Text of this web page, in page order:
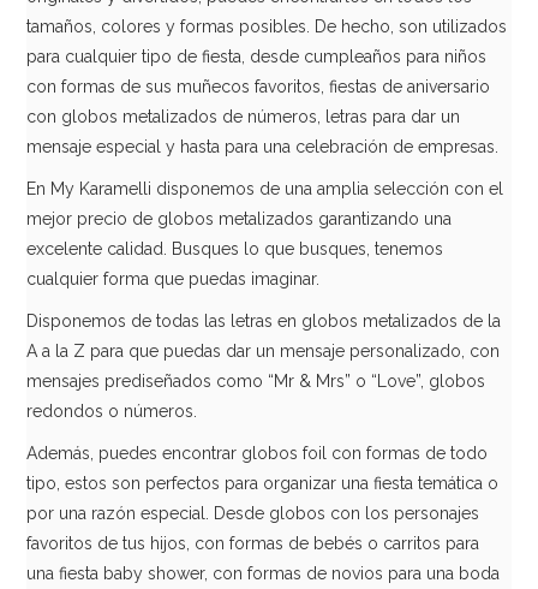
Globo Estrella Blanca 50 cm
AÑADIR
tamaños, colores y formas posibles. De hecho, son utilizados
para cualquier tipo de fiesta, desde cumpleaños para niños
con formas de sus muñecos favoritos, fiestas de aniversario
con globos metalizados de números, letras para dar un
mensaje especial y hasta para una celebración de empresas.
En My Karamelli disponemos de una amplia selección con el
mejor precio de globos metalizados garantizando una
excelente calidad. Busques lo que busques, tenemos
cualquier forma que puedas imaginar.
Disponemos de todas las letras en globos metalizados de la
A a la Z para que puedas dar un mensaje personalizado, con
mensajes prediseñados como “Mr & Mrs” o “Love”, globos
redondos o números.
Además, puedes encontrar globos foil con formas de todo
tipo, estos son perfectos para organizar una fiesta temática o
por una razón especial. Desde globos con los personajes
favoritos de tus hijos, con formas de bebés o carritos para
una fiesta baby shower, con formas de novios para una boda